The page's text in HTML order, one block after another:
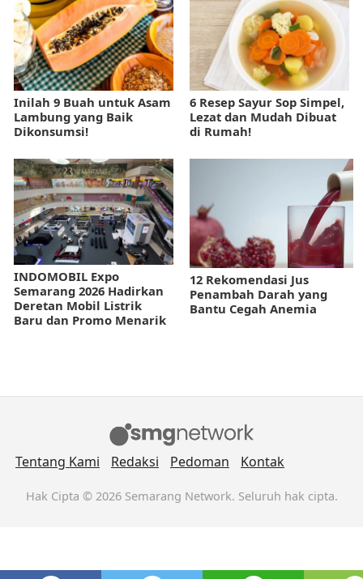
Inilah 9 Buah untuk Asam
Lambung yang Baik
Dikonsumsi!
6 Resep Sayur Sop Simpel,
Lezat dan Mudah Dibuat
di Rumah!
INDOMOBIL Expo
Semarang 2026 Hadirkan
Deretan Mobil Listrik
Baru dan Promo Menarik
12 Rekomendasi Jus
Penambah Darah yang
Bantu Cegah Anemia
Tentang Kami Redaksi Pedoman Kontak
Hak Cipta © 2026 Semarang Network. Seluruh hak cipta.